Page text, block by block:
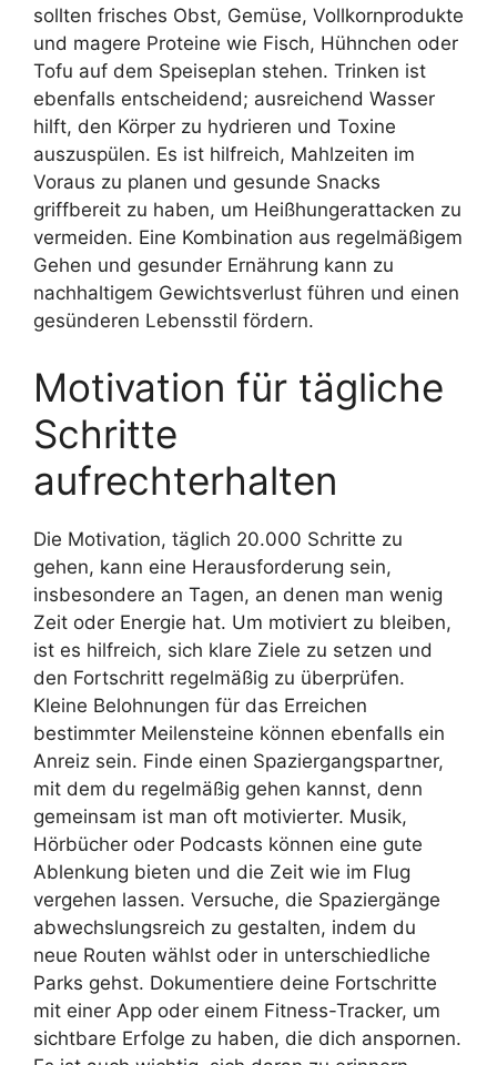
sollten frisches Obst, Gemüse, Vollkornprodukte
und magere Proteine wie Fisch, Hühnchen oder
Tofu auf dem Speiseplan stehen. Trinken ist
ebenfalls entscheidend; ausreichend Wasser
hilft, den Körper zu hydrieren und Toxine
auszuspülen. Es ist hilfreich, Mahlzeiten im
Voraus zu planen und gesunde Snacks
griffbereit zu haben, um Heißhungerattacken zu
vermeiden. Eine Kombination aus regelmäßigem
Gehen und gesunder Ernährung kann zu
nachhaltigem Gewichtsverlust führen und einen
gesünderen Lebensstil fördern.
Motivation für tägliche
Schritte
aufrechterhalten
Die Motivation, täglich 20.000 Schritte zu
gehen, kann eine Herausforderung sein,
insbesondere an Tagen, an denen man wenig
Zeit oder Energie hat. Um motiviert zu bleiben,
ist es hilfreich, sich klare Ziele zu setzen und
den Fortschritt regelmäßig zu überprüfen.
Kleine Belohnungen für das Erreichen
bestimmter Meilensteine können ebenfalls ein
Anreiz sein. Finde einen Spaziergangspartner,
mit dem du regelmäßig gehen kannst, denn
gemeinsam ist man oft motivierter. Musik,
Hörbücher oder Podcasts können eine gute
Ablenkung bieten und die Zeit wie im Flug
vergehen lassen. Versuche, die Spaziergänge
abwechslungsreich zu gestalten, indem du
neue Routen wählst oder in unterschiedliche
Parks gehst. Dokumentiere deine Fortschritte
mit einer App oder einem Fitness-Tracker, um
sichtbare Erfolge zu haben, die dich anspornen.